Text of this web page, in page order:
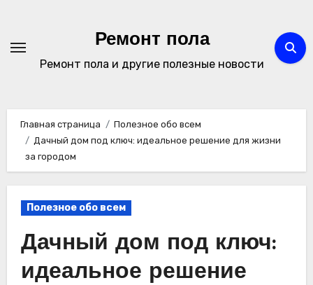
содержимому
Ремонт пола
Ремонт пола и другие полезные новости
Главная страница
Полезное обо всем
Дачный дом под ключ: идеальное решение для жизни
за городом
Полезное обо всем
Дачный дом под ключ:
идеальное решение